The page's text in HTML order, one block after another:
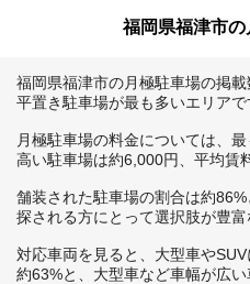
福岡県福津市
福岡県福津市の月極駐車場の掲
平置き駐車場が最も多いエリアで
月極駐車場の料金については、
高い駐車場は約6,000円、平均賃
舗装された駐車場の割合は約
探される方にとって選択肢が豊富
対応車両を見ると、大型車や
約63%と、大型車など車幅が広